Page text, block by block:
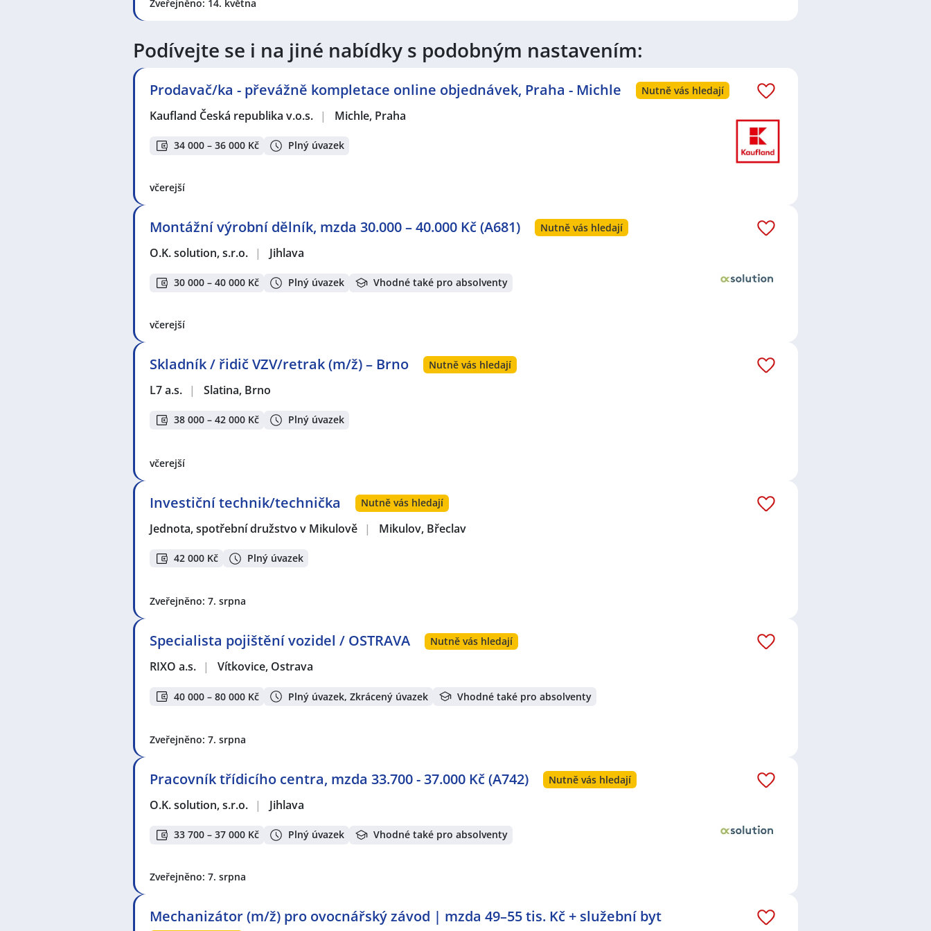
Zveřejněno: 14. května
Podívejte se i na jiné nabídky s podobným nastavením:
Prodavač/ka - převážně kompletace online objednávek, Praha - Michle Nutně vás hledají
Kaufland Česká republika v.o.s. | Michle, Praha
34 000 – 36 000 Kč Plný úvazek
včerejší
Montážní výrobní dělník, mzda 30.000 – 40.000 Kč (A681) Nutně vás hledají
O.K. solution, s.r.o. | Jihlava
30 000 – 40 000 Kč Plný úvazek Vhodné také pro absolventy
včerejší
Skladník / řidič VZV/retrak (m/ž) – Brno Nutně vás hledají
L7 a.s. | Slatina, Brno
38 000 – 42 000 Kč Plný úvazek
včerejší
Investiční technik/technička Nutně vás hledají
Jednota, spotřební družstvo v Mikulově | Mikulov, Břeclav
42 000 Kč Plný úvazek
Zveřejněno: 7. srpna
Specialista pojištění vozidel / OSTRAVA Nutně vás hledají
RIXO a.s. | Vítkovice, Ostrava
40 000 – 80 000 Kč Plný úvazek, Zkrácený úvazek Vhodné také pro absolventy
Zveřejněno: 7. srpna
Pracovník třídicího centra, mzda 33.700 - 37.000 Kč (A742) Nutně vás hledají
O.K. solution, s.r.o. | Jihlava
33 700 – 37 000 Kč Plný úvazek Vhodné také pro absolventy
Zveřejněno: 7. srpna
Mechanizátor (m/ž) pro ovocnářský závod | mzda 49–55 tis. Kč + služební byt